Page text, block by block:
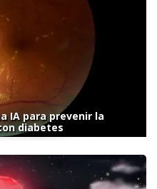
IA para prevenir la
diabetes